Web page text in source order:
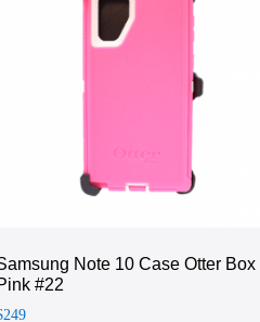
Note 10 Case Otter Box
#22
249